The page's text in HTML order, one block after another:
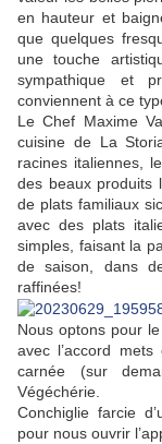
en hauteur et
que quelques
une touche
sympathique et
conviennent à ce
Le Chef Maxime
cuisine de La
racines italiennes,
des beaux produits
de plats familiaux
avec des plats
simples, faisant la
de saison, dans
raffinées!
Nous optons pour
avec l’accord
carnée (sur
Végéchérie.
Conchiglie farcie
pour nous ouvrir